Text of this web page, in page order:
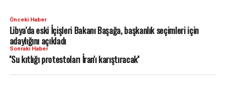
Önceki Haber
Libya'da eski İçişleri Bakanı Başağa, başkanlık seçimleri için
adaylığını açıkladı
Sonraki Haber
''Su kıtlığı protestoları İran'ı karıştıracak''